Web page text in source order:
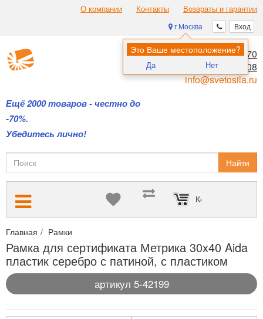
О компании Контакты Возвраты и гарантии
Вход
г Москва
Это Ваше местоположение?
Да Нет
Ещё 2000 товаров - честно до
-70%.
Убедитесь лично!
8 (495) 970-00-70
8 (800) 700-11-08
info@svetosila.ru
Найти
Корзина пуста
Главная Рамки
Рамка для сертификата Метрика 30x40 Aida
пластик серебро с патиной, с пластиком
артикул 5-42199